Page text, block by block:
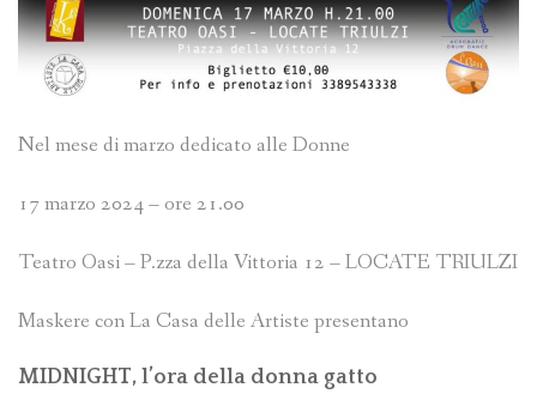
Nel mese di marzo dedicato alle Donne
17 marzo 2024 – ore 21.00
Teatro Oasi – P.zza della Vittoria 12 – LOCATE TRIULZI
Maskere con La Casa delle Artiste presentano
MIDNIGHT, l’ora della donna gatto